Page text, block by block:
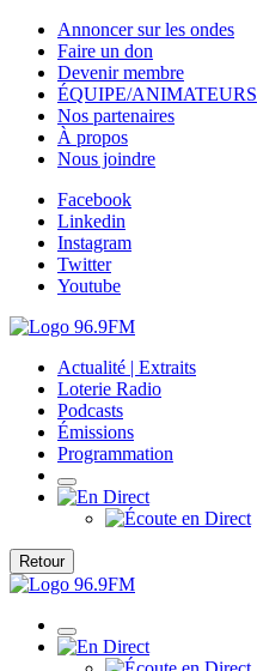
Annoncer sur les ondes
Faire un don
Devenir membre
ÉQUIPE/ANIMATEURS
Nos partenaires
À propos
Nous joindre
Facebook
Linkedin
Instagram
Twitter
Youtube
Actualité | Extraits
Loterie Radio
Podcasts
Émissions
Programmation
Retour